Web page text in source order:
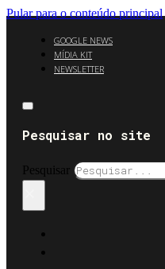
Pular para o conteúdo principal
GOOGLE NEWS
MÍDIA KIT
NEWSLETTER
Pesquisar no site
Pesquisar